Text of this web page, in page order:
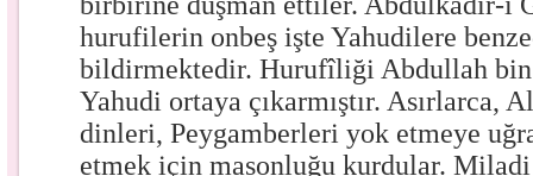
hurufilerin onbeş işte Yahudilere
bildirmektedir. Hurufîliği Abdullah bin
Yahudi ortaya çıkarmıştır. Asırlarca,
dinleri, Peygamberleri yok etmeye
etmek için masonluğu kurdular. Miladi